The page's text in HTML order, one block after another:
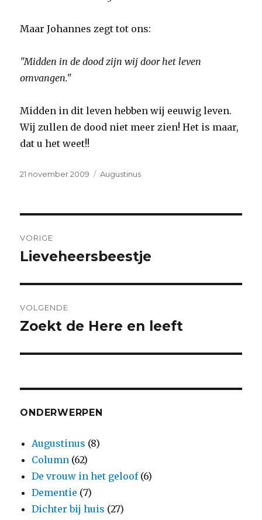
Maar Johannes zegt tot ons:
"Midden in de dood zijn wij door het leven
omvangen."
Midden in dit leven hebben wij eeuwig leven.
Wij zullen de dood niet meer zien! Het is maar,
dat u het weet!!
Geplaatst
21 november 2009 Categorieën
Augustinus
navigatie
VORIGE
Vorig
Lieveheersbeestje
VOLGENDE
Volgend
Zoekt de Here en leeft
ONDERWERPEN
Augustinus (8)
Column (62)
De vrouw in het geloof(6)
Dementie (7)
Dichter bij huis (27)